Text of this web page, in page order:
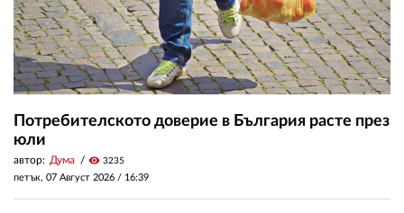
Потребителското доверие в България расте през
юли
автор: Дума visibility 3235
петък, 07 Август 2026 / 16:39